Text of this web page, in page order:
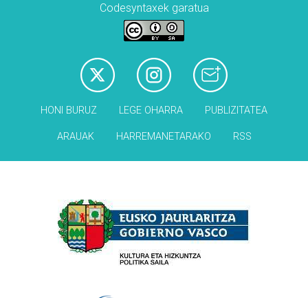
Codesyntaxek garatua
HONI BURUZ LEGE OHARRA PUBLIZITATEA
ARAUAK HARREMANETARAKO RSS